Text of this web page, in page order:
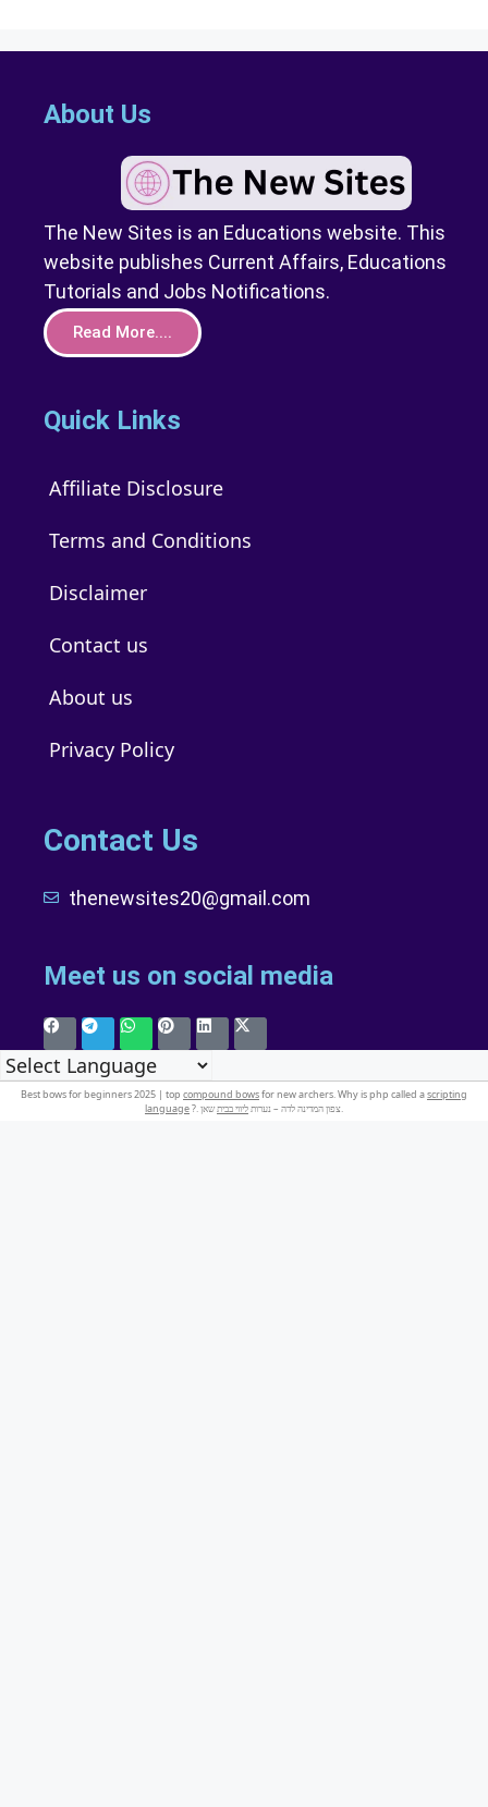
About Us
The New Sites is an Educations website. This
website publishes Current Affairs, Educations
Tutorials and Jobs Notifications.
Read More....
Quick Links
Affiliate Disclosure
Terms and Conditions
Disclaimer
Contact us
About us
Privacy Policy
Contact Us
thenewsites20@gmail.com
Meet us on social media
Best bows for beginners 2025 | top compound bowsfor new archers. Why is php called ascripting
language
?. צפון המדינה לדה – נערותליווי בבית שאן.